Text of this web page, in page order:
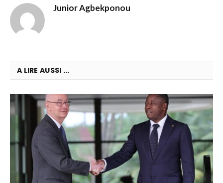
Junior Agbekponou
A LIRE AUSSI ...